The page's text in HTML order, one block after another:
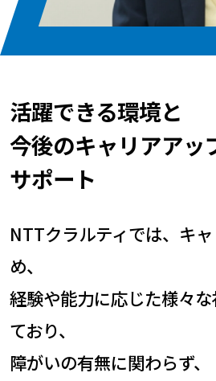
活躍できる環境と
今後のキャリアアッ
サポート
NTTクラルティでは、キ
め、
経験や能力に応じた様々
ており、
障がいの有無に関わらず、